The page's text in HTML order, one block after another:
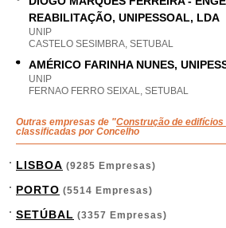
REABILITAÇÃO, UNIPESSOAL, LDA
UNIP
CASTELO SESIMBRA, SETUBAL
AMÉRICO FARINHA NUNES,
UNIP
FERNAO FERRO SEIXAL, SETUBAL
Outras empresas de "Construção de
classificadas por Concelho
LISBOA (9285 Empresas)
PORTO (5514 Empresas)
SETÚBAL (3357 Empresas)